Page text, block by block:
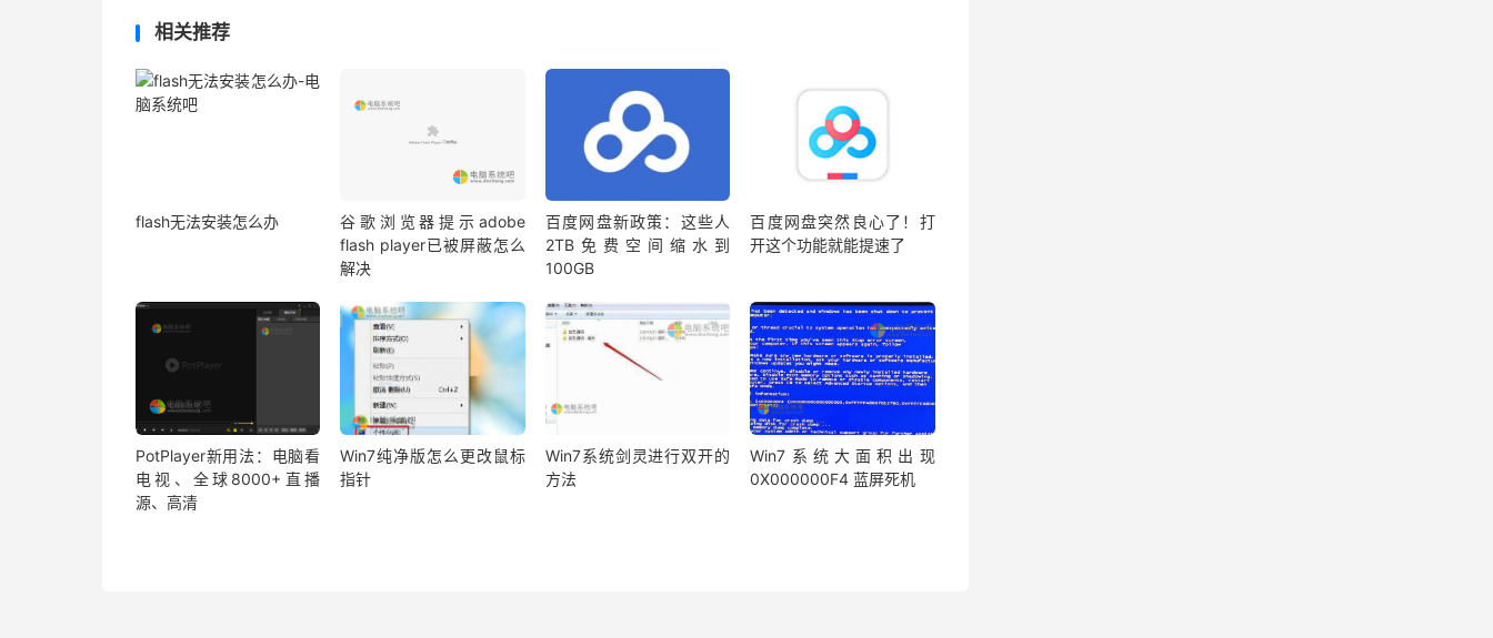
相关推荐
flash无法安装怎么办
谷歌浏览器提示adobe
flash player已被屏蔽怎么
解决
百度网盘新政策：这些人
2TB免费空间缩水到
100GB
百度网盘突然良心了！打
开这个功能就能提速了
PotPlayer新用法：电脑看
电视、全球8000+直播
源、高清
Win7纯净版怎么更改鼠标
指针
Win7系统剑灵进行双开的
方法
Win7系统大面积出现
0X000000F4 蓝屏死机